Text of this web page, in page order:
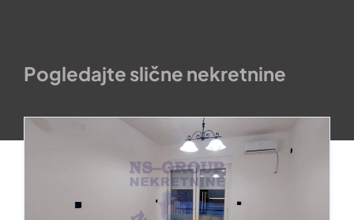
Pogledajte slične nekretnine